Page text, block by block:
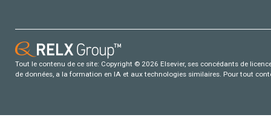
Tout le contenu de ce site: Copyright © 2026 Elsevier, ses concédants de
de données, a la formation en IA et aux technologies similaires. Pour tout